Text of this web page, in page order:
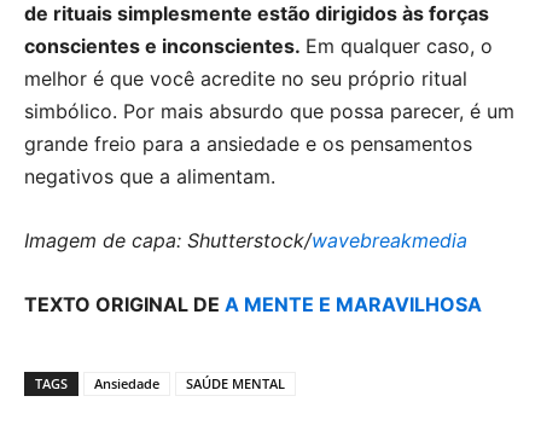
de rituais simplesmente estão dirigidos às forças
conscientes e inconscientes. Em qualquer caso, o
melhor é que você acredite no seu próprio ritual
simbólico. Por mais absurdo que possa parecer, é um
grande freio para a ansiedade e os pensamentos
negativos que a alimentam.
Imagem de capa: Shutterstock/wavebreakmedia
TEXTO ORIGINAL DE A MENTE E MARAVILHOSA
TAGS Ansiedade SAÚDE MENTAL